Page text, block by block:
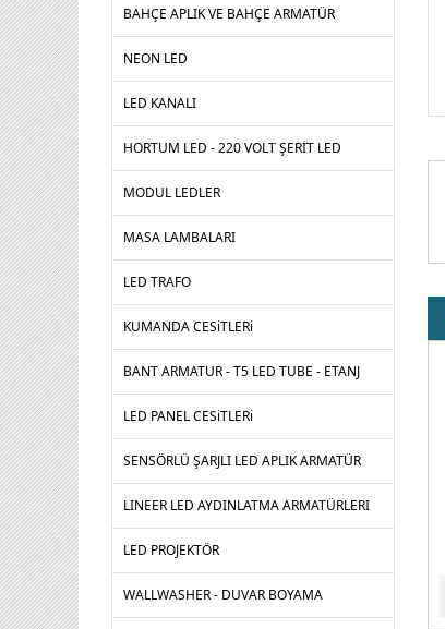
BAHÇE APLIK VE BAHÇE ARMATÜR
NEON LED
LED KANALI
HORTUM LED - 220 VOLT ŞERİT LED
MODUL LEDLER
MASA LAMBALARI
LED TRAFO
KUMANDA CESiTLERi
BANT ARMATUR - T5 LED TUBE - ETANJ
LED PANEL CESiTLERi
SENSÖRLÜ ŞARJLI LED APLIK ARMATÜR
LINEER LED AYDINLATMA ARMATÜRLERI
LED PROJEKTÖR
WALLWASHER - DUVAR BOYAMA